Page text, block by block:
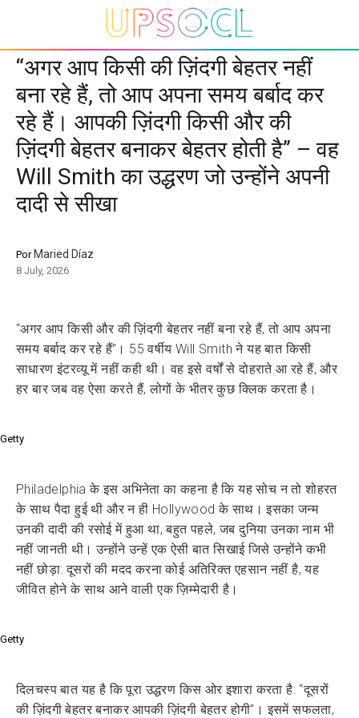
“अगर आप किसी की ज़िंदगी बेहतर नहीं
बना रहे हैं, तो आप अपना समय बर्बाद कर
रहे हैं। आपकी ज़िंदगी किसी और की
ज़िंदगी बेहतर बनाकर बेहतर होती है” – वह
Will Smith का उद्धरण जो उन्होंने अपनी
दादी से सीखा
Por Maried Díaz
8 July, 2026
“अगर आप किसी और की ज़िंदगी बेहतर नहीं बना रहे हैं, तो आप अपना
समय बर्बाद कर रहे हैं”। 55 वर्षीय Will Smith ने यह बात किसी
साधारण इंटरव्यू में नहीं कही थी। वह इसे वर्षों से दोहराते आ रहे हैं, और
हर बार जब वह ऐसा करते हैं, लोगों के भीतर कुछ क्लिक करता है।
Getty
Philadelphia के इस अभिनेता का कहना है कि यह सोच न तो शोहरत
के साथ पैदा हुई थी और न ही Hollywood के साथ। इसका जन्म
उनकी दादी की रसोई में हुआ था, बहुत पहले, जब दुनिया उनका नाम भी
नहीं जानती थी। उन्होंने उन्हें एक ऐसी बात सिखाई जिसे उन्होंने कभी
नहीं छोड़ा: दूसरों की मदद करना कोई अतिरिक्त एहसान नहीं है, यह
जीवित होने के साथ आने वाली एक ज़िम्मेदारी है।
Getty
दिलचस्प बात यह है कि पूरा उद्धरण किस ओर इशारा करता है: “दूसरों
की ज़िंदगी बेहतर बनाकर आपकी ज़िंदगी बेहतर होगी”। इसमें सफलता,